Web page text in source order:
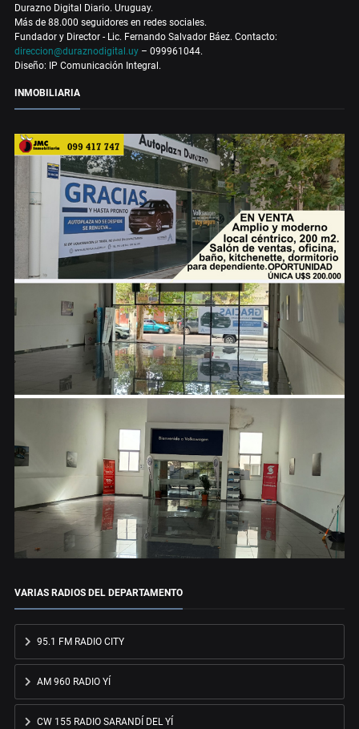
Durazno Digital Diario. Uruguay.
Más de 88.000 seguidores en redes sociales.
Fundador y Director - Lic. Fernando Salvador Báez. Contacto:
direccion@duraznodigital.uy – 099961044.
Diseño: IP Comunicación Integral.
INMOBILIARIA
VARIAS RADIOS DEL DEPARTAMENTO
95.1 FM RADIO CITY
AM 960 RADIO YÍ
CW 155 RADIO SARANDÍ DEL YÍ